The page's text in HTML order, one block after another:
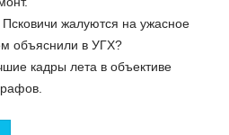
Псковичи жалуются на ужасное
объяснили в УГХ?
кадры лета в объективе